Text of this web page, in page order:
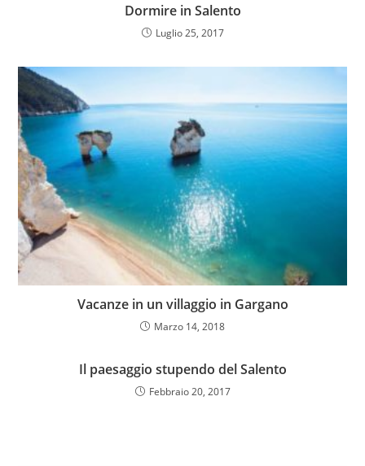
Dormire in Salento
Luglio 25, 2017
Vacanze in un villaggio in Gargano
Marzo 14, 2018
Il paesaggio stupendo del Salento
Febbraio 20, 2017